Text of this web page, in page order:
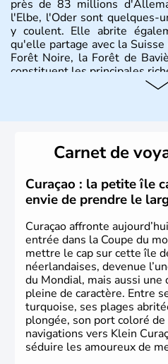
près de 83 millions
l'Elbe, l'Oder sont quelques-
y coulent. Elle abrite
qu'elle partage avec la
Forêt Noire, la Forêt de
constituent les principales
lesquelles bénéficient d'une
peut se targuer de grands
les domaines, des arts à la
philosophie. Hertz,
Herman Hesse ou bien Hegel
Carnet de
Curaçao : la petite île
envie de prendre le
Curaçao affronte
entrée dans la Coupe du
mettre le cap sur cette île
néerlandaises, devenue
du Mondial, mais aussi
pleine de caractère. Entre
turquoise, ses plages
plongée, son port coloré
navigations vers Klein
séduire les amoureux de